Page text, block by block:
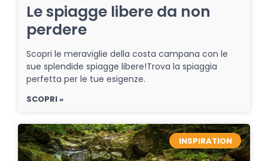
Le spiagge libere da non
perdere
Scopri le meraviglie della costa campana con le
sue splendide spiagge libere!Trova la spiaggia
perfetta per le tue esigenze.
SCOPRI »
INSPIRATION